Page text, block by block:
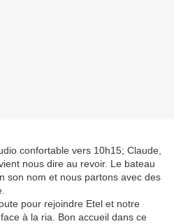
confortable vers 10h15; Claude,
nous dire au revoir. Le bateau
son nom et nous partons avec des
pour rejoindre Etel et notre
à la ria. Bon accueil dans ce